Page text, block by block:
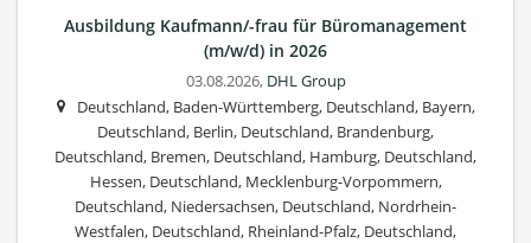
Ausbildung Kaufmann/-frau für Büromanagement
(m/w/d) in 2026
03.08.2026, DHL Group
Deutschland, Baden-Württemberg, Deutschland, Bayern,
Deutschland, Berlin, Deutschland, Brandenburg,
Deutschland, Bremen, Deutschland, Hamburg, Deutschland,
Hessen, Deutschland, Mecklenburg-Vorpommern,
Deutschland, Niedersachsen, Deutschland, Nordrhein-
Westfalen, Deutschland, Rheinland-Pfalz, Deutschland,